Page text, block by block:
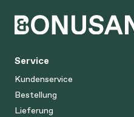
Service
Kundenservice
Bestellung
Lieferung